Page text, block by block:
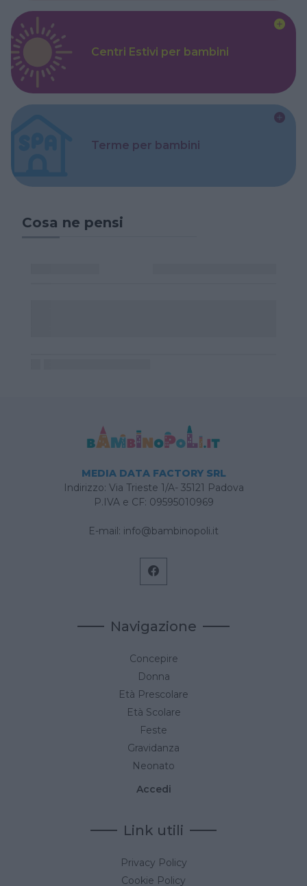
Centri Estivi per bambini
Terme per bambini
Cosa ne pensi
MEDIA DATA FACTORY SRL
Indirizzo: Via Trieste 1/A- 35121 Padova
P.IVA e CF: 09595010969
E-mail: info@bambinopoli.it
Navigazione
Concepire
Donna
Età Prescolare
Età Scolare
Feste
Gravidanza
Neonato
Accedi
Link utili
Privacy Policy
Cookie Policy